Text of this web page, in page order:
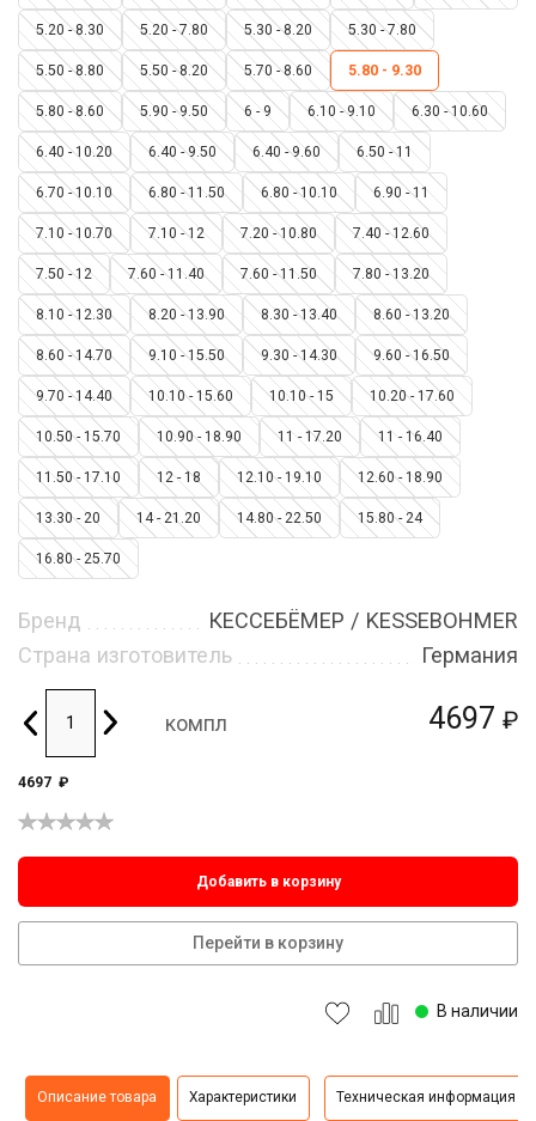
4697 ₽
5.20 - 8.30 5.20 - 7.80 5.30 - 8.20 5.30 - 7.80
5.50 - 8.80 5.50 - 8.20 5.70 - 8.60 5.80 - 9.30
5.80 - 8.60 5.90 - 9.50 6 - 9 6.10 - 9.10 6.30 - 10.60
6.40 - 10.20 6.40 - 9.50 6.40 - 9.60 6.50 - 11
6.70 - 10.10 6.80 - 11.50 6.80 - 10.10 6.90 - 11
7.10 - 10.70 7.10 - 12 7.20 - 10.80 7.40 - 12.60
7.50 - 12 7.60 - 11.40 7.60 - 11.50 7.80 - 13.20
8.10 - 12.30 8.20 - 13.90 8.30 - 13.40 8.60 - 13.20
8.60 - 14.70 9.10 - 15.50 9.30 - 14.30 9.60 - 16.50
9.70 - 14.40 10.10 - 15.60 10.10 - 15 10.20 - 17.60
10.50 - 15.70 10.90 - 18.90 11 - 17.20 11 - 16.40
11.50 - 17.10 12 - 18 12.10 - 19.10 12.60 - 18.90
13.30 - 20 14 - 21.20 14.80 - 22.50 15.80 - 24
16.80 - 25.70
Бренд
КЕССЕБЁМЕР / KESSEBOHMER
Страна изготовитель
Германия
компл
4697 ₽
Добавить в корзину
Перейти в корзину
В наличии
Описание товара Характеристики Техническая информация